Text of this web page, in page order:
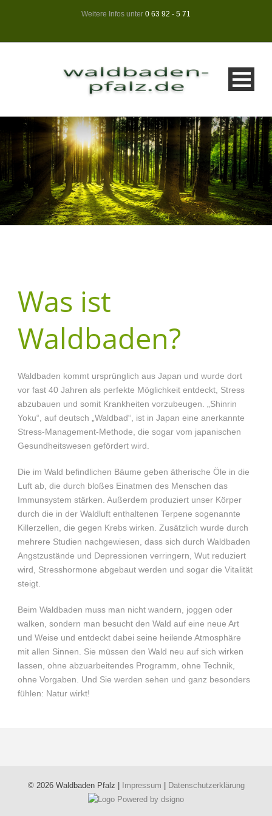
Weitere Infos unter 0 63 92 - 5 71
Was ist
Waldbaden?
Waldbaden kommt ursprünglich aus Japan und wurde dort
vor fast 40 Jahren als perfekte Möglichkeit entdeckt, Stress
abzubauen und somit Krankheiten vorzubeugen. „Shinrin
Yoku“, auf deutsch „Waldbad“, ist in Japan eine anerkannte
Stress-Management-Methode, die sogar vom japanischen
Gesundheitswesen gefördert wird.
Die im Wald befindlichen Bäume geben ätherische Öle in die
Luft ab, die durch bloßes Einatmen des Menschen das
Immunsystem stärken. Außerdem produziert unser Körper
durch die in der Waldluft enthaltenen Terpene sogenannte
Killerzellen, die gegen Krebs wirken. Zusätzlich wurde durch
mehrere Studien nachgewiesen, dass sich durch Waldbaden
Angstzustände und Depressionen verringern, Wut reduziert
wird, Stresshormone abgebaut werden und sogar die Vitalität
steigt.
Beim Waldbaden muss man nicht wandern, joggen oder
walken, sondern man besucht den Wald auf eine neue Art
und Weise und entdeckt dabei seine heilende Atmosphäre
mit allen Sinnen. Sie müssen den Wald neu auf sich wirken
lassen, ohne abzuarbeitendes Programm, ohne Technik,
ohne Vorgaben. Und Sie werden sehen und ganz besonders
fühlen: Natur wirkt!
© 2026 Waldbaden Pfalz | Impressum Datenschutzerklärung